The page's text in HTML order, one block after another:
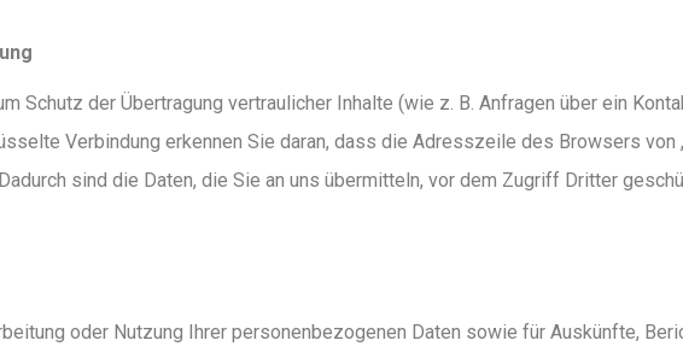
Schutz der Übertragung vertraulicher Inhalte (wie z. B. Anfragen über ein
Verbindung erkennen Sie daran, dass die Adresszeile des Browsers von
sind die Daten, die Sie an uns übermitteln, vor dem Zugriff Dritter
oder Nutzung Ihrer personenbezogenen Daten sowie für Auskünfte,